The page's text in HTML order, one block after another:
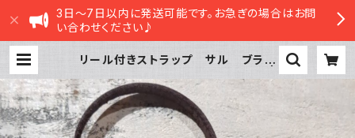
3日～7日以内に発送可能です。お急ぎの場合はお問
い合わせください♪
リール付きストラップ サル ブラウ
sasatte STORE|ささってストア